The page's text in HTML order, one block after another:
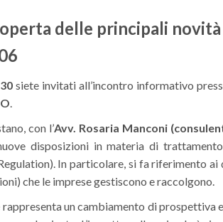
delle principali
siete invitati all’incontro informativo
.
con l’Avv. Rosaria Manconi
disposizioni in materia di
In particolare, si fa riferimento ai
che le imprese gestiscono e raccolgono.
un cambiamento di prospettiva